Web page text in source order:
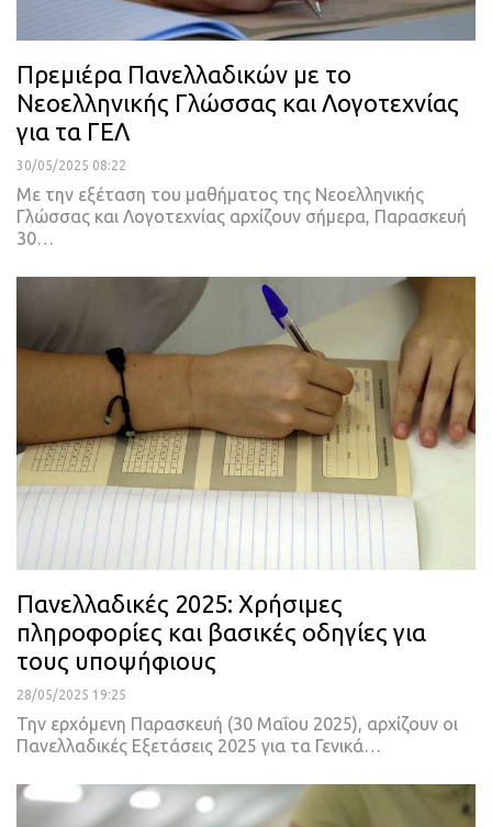
Πρεμιέρα Πανελλαδικών με το
Νεοελληνικής Γλώσσας και Λογοτεχνίας
για τα ΓΕΛ
30/05/2025 08:22
Με την εξέταση του μαθήματος της Νεοελληνικής
Γλώσσας και Λογοτεχνίας αρχίζουν σήμερα, Παρασκευή
30…
Πανελλαδικές 2025: Χρήσιμες
πληροφορίες και βασικές οδηγίες για
τους υποψήφιους
28/05/2025 19:25
Την ερχόμενη Παρασκευή (30 Μαΐου 2025), αρχίζουν οι
Πανελλαδικές Εξετάσεις 2025 για τα Γενικά…